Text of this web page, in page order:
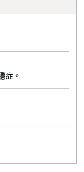
症。